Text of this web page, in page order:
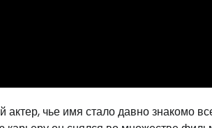
актер, чье имя стало давно знакомо